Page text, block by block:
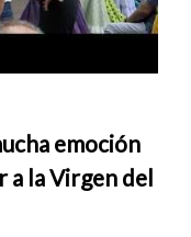
emoción
a la Virgen del